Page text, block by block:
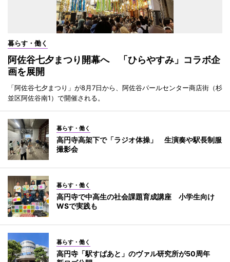
暮らす・働く
阿佐谷七夕まつり開幕へ 「ひらやすみ」コラボ企
画を展開
「阿佐谷七夕まつり」が8月7日から、阿佐谷パールセンター商店街（杉
並区阿佐谷南1）で開催される。
暮らす・働く
高円寺高架下で「ラジオ体操」 生演奏や駅長制服
撮影会
暮らす・働く
高円寺で中高生の社会課題育成講座 小学生向け
WSで実践も
暮らす・働く
高円寺「駅すぱあと」のヴァル研究所が50周年